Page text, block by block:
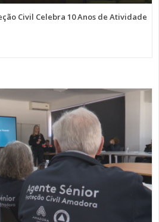
Civil Celebra 10 Anos de Atividade